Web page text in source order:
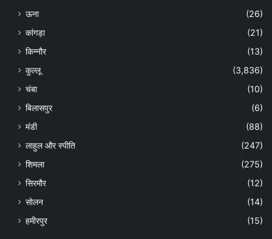
ऊना
(26)
कांगड़ा
(21)
किन्नौर
(13)
कुल्लू
(3,836)
चंबा
(10)
बिलासपुर
(6)
मंडी
(88)
लाहुल और स्पीति
(247)
शिमला
(275)
सिरमौर
(12)
सोलन
(14)
हमीरपुर
(15)